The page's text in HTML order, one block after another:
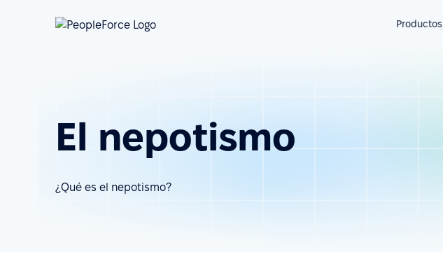
Productos
El nepotismo
¿Qué es el nepotismo?